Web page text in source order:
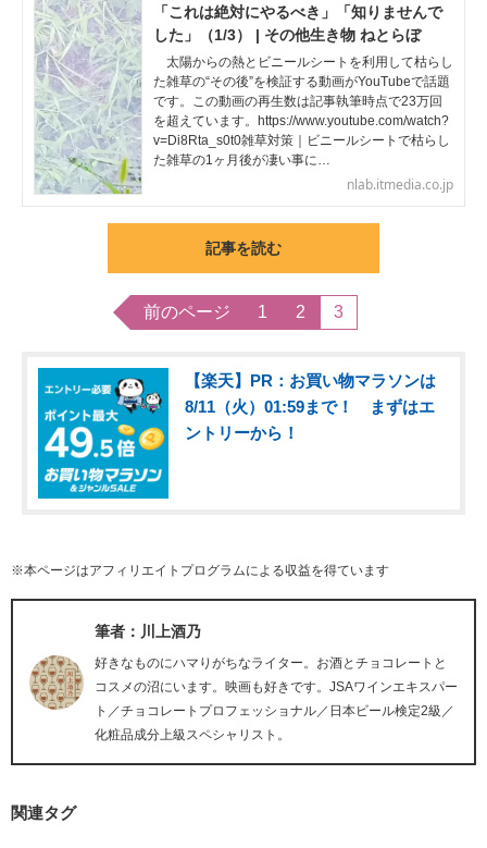
「これは絶対にやるべき」「知りませんで
した」（1/3） | その他生き物 ねとらぼ
太陽からの熱とビニールシートを利用して枯らし
た雑草の“その後”を検証する動画がYouTubeで話題
です。この動画の再生数は記事執筆時点で23万回
を超えています。https://www.youtube.com/watch?
v=Di8Rta_s0t0雑草対策｜ビニールシートで枯らし
た雑草の1ヶ月後が凄い事に…
nlab.itmedia.co.jp
記事を読む
前のページ 1 2 3
【楽天】PR：お買い物マラソンは
8/11（火）01:59まで！ まずはエ
ントリーから！
※本ページはアフィリエイトプログラムによる収益を得ています
筆者：川上酒乃
好きなものにハマりがちなライター。お酒とチョコレートと
コスメの沼にいます。映画も好きです。JSAワインエキスパー
ト／チョコレートプロフェッショナル／日本ビール検定2級／
化粧品成分上級スペシャリスト。
関連タグ